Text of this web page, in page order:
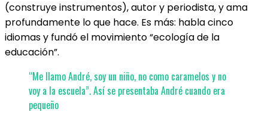
(construye instrumentos), autor y periodista, y ama
profundamente lo que hace. Es más: habla cinco
idiomas y fundó el movimiento “ecología de la
educación”.
“Me llamo André, soy un niño, no como caramelos y no
voy a la escuela”. Así se presentaba André cuando era
pequeño